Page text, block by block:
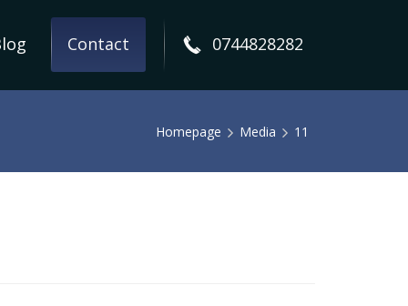
Contact 0744828282
Homepage Media 11